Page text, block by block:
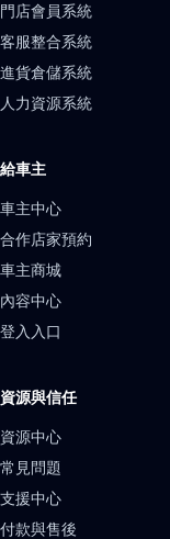
門店會員系統
客服整合系統
進貨倉儲系統
人力資源系統
給車主
車主中心
合作店家預約
車主商城
內容中心
登入入口
資源與信任
資源中心
常見問題
支援中心
付款與售後